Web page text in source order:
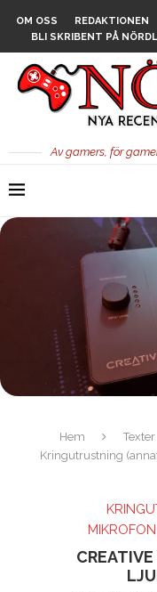
OM OSS REDAKTIONEN
BLI SKRIBENT PÅ
Av gamers, för
Hem Texter
Kringutrustning